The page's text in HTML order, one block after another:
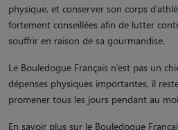
physique, et conserver son corps
fortement conseillées afin de lutter
souffrir en raison de sa gourmandise.
Le Bouledogue Français n’est pas un
dépenses physiques importantes, il
promener tous les jours pendant au
En savoir plus sur le Bouledogue